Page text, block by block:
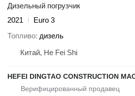
Дизельный погрузчик
2021
Euro 3
Топливо дизель
Китай, He Fei Shi